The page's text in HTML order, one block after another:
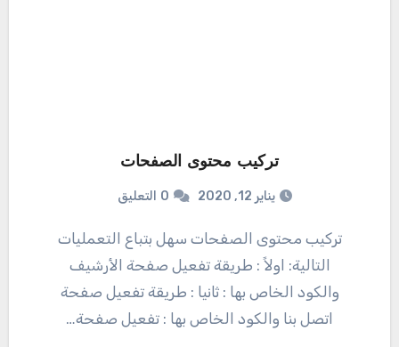
تركيب محتوى الصفحات
يناير 12, 2020 0 التعليق
تركيب محتوى الصفحات سهل بتباع التعمليات
التالية: اولاً : طريقة تفعيل صفحة الأرشيف
والكود الخاص بها : ثانيا : طريقة تفعيل صفحة
اتصل بنا والكود الخاص بها : تفعيل صفحة…